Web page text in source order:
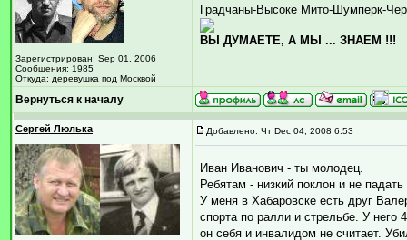
Зарегистрирован: Sep 01, 2006
Сообщения: 1985
Откуда: деревушка под Москвой
Градчаны-Высоке Мито-Шумперк-
ВЫ ДУМАЕТЕ, А МЫ ... ЗНАЕМ !!!
Вернуться к началу
Сергей Люлька Добавлено: Чт Dec 04, 2008 6:53
Иван Иванович - ты молодец.
Ребятам - низкий поклон и не
У меня в Хабаровске есть друг
спорта по ралли и стрельбе. У него
он себя и инвалидом не считает.